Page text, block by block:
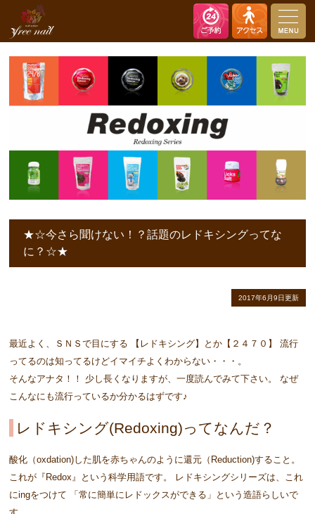
nail salon free nail（ネイルサロン フリーネイル）
★☆今さら聞けない！？話題のレドキシングってな
に？☆★
2017年6月9日更新
最近よく、ＳＮＳで目にする 【レドキシング】とか【２４７０】 流行
ってるのは知ってるけどイマイチよくわからない・・・。
そんなアナタ！！ 少し長くなりますが、一度読んでみて下さい。 なぜ
こんなにも流行っているか分かるはずです♪
レドキシング(Redoxing)ってなんだ？
酸化（oxdation)した肌を赤ちゃんのように還元（Reduction)すること。
これが『Redox』という科学用語です。 レドキシングシリーズは、これ
にingをつけて 「常に簡単にレドックスができる」という造語らしいで